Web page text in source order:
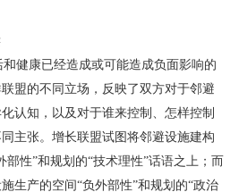
健康已经造成或可能造成负面影响的
盟的不同立场，反映了双方对于邻避
认知，以及对于谁来控制、怎样控制
主张。增长联盟试图将邻避设施建构
性”和规划的“技术理性”话语之上；而
生产的空间“负外部性”和规划的“政治